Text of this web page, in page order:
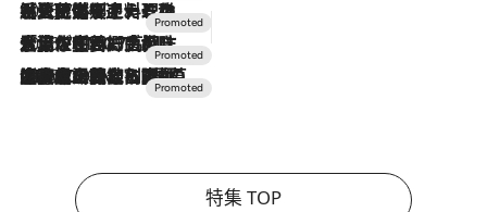
2026.7.24
【夏限定ディナーコース】旬を迎える稚鮎や花ズッキーニなどをイタリア・トスカーナの郷土料理の手法で満喫！
2026.7.17
「土佐和ハーブかき氷」がOMO7高知に登場！生姜、山椒、大葉など目にも舌にも涼を呼ぶ郷土の味
2026.7.10
NEW OPEN！【界 草津】名湯の地に誕生。趣の異なる2種の温泉と上州ならではの会席・蕎麦割烹など美食を味わう究極の癒やし旅
特集 TOP